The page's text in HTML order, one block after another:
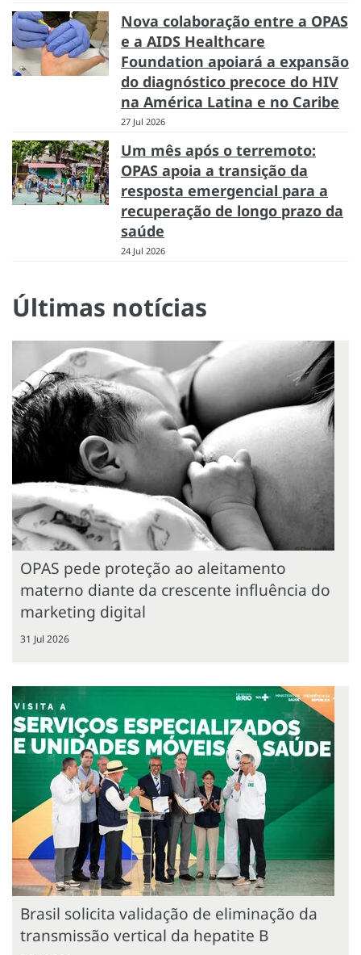
Nova colaboração entre a OPAS
e a AIDS Healthcare
Foundation apoiará a expansão
do diagnóstico precoce do HIV
na América Latina e no Caribe
27 Jul 2026
Um mês após o terremoto:
OPAS apoia a transição da
resposta emergencial para a
recuperação de longo prazo da
saúde
24 Jul 2026
Últimas notícias
OPAS pede proteção ao aleitamento
materno diante da crescente influência do
marketing digital
31 Jul 2026
Brasil solicita validação de eliminação da
transmissão vertical da hepatite B